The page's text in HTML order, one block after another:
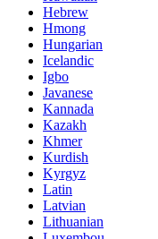
Hebrew
Hmong
Hungarian
Icelandic
Igbo
Javanese
Kannada
Kazakh
Khmer
Kurdish
Kyrgyz
Latin
Latvian
Lithuanian